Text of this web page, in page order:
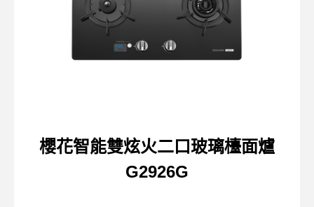
櫻花智能雙炫火二口玻璃檯面爐
G2926G